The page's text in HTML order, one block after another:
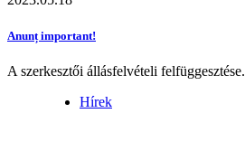
Anunț important!
A szerkesztői állásfelvételi felfüggesztése.
Hírek